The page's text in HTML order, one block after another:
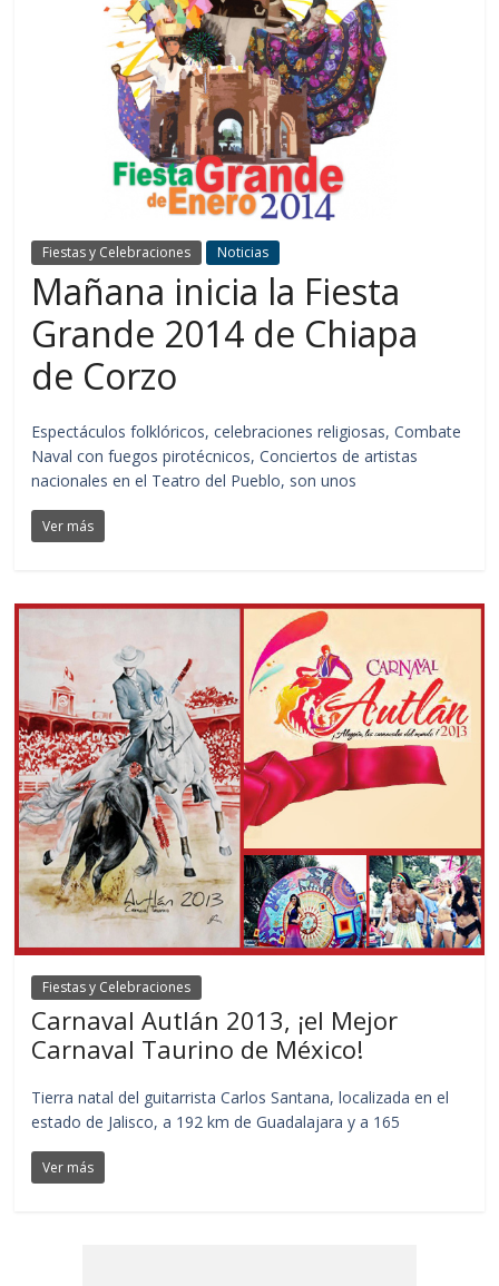
Fiestas y Celebraciones Noticias
Mañana inicia la Fiesta
Grande 2014 de Chiapa
de Corzo
Espectáculos folklóricos, celebraciones religiosas, Combate
Naval con fuegos pirotécnicos, Conciertos de artistas
nacionales en el Teatro del Pueblo, son unos
Ver más
Fiestas y Celebraciones
Carnaval Autlán 2013, ¡el Mejor
Carnaval Taurino de México!
Tierra natal del guitarrista Carlos Santana, localizada en el
estado de Jalisco, a 192 km de Guadalajara y a 165
Ver más